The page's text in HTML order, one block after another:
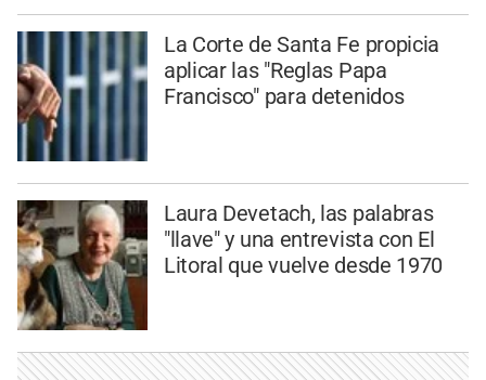
La Corte de Santa Fe propicia
aplicar las "Reglas Papa
Francisco" para detenidos
Laura Devetach, las palabras
"llave" y una entrevista con El
Litoral que vuelve desde 1970